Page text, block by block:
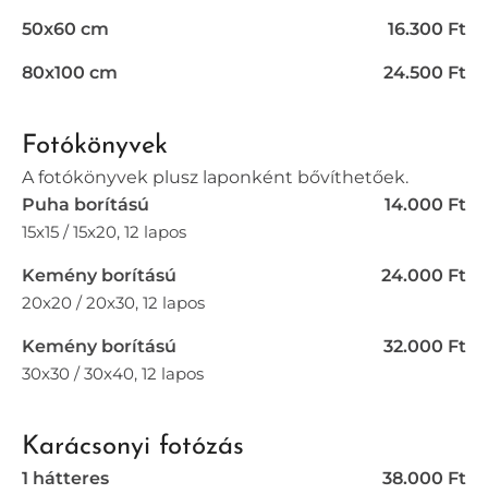
50x60 cm 16.300 Ft
80x100 cm 24.500 Ft
Fotókönyvek
A fotókönyvek plusz laponként bővíthetőek.
Puha borítású
14.000 Ft
15x15 / 15x20, 12 lapos
Kemény borítású
24.000 Ft
20x20 / 20x30, 12 lapos
Kemény borítású
32.000 Ft
30x30 / 30x40, 12 lapos
Karácsonyi fotózás
1 hátteres
38.000 Ft